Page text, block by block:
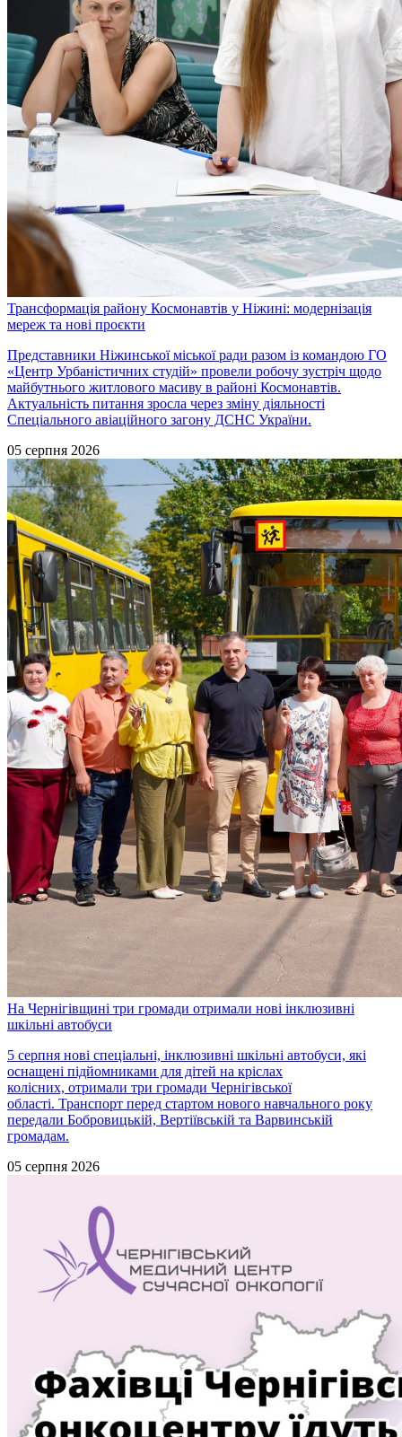
Трансформація району Космонавтів у Ніжині: модернізація
мереж та нові проєкти
Представники Ніжинської міської ради разом із командою ГО
«Центр Урбаністичних студій» провели робочу зустріч щодо
майбутнього житлового масиву в районі Космонавтів.
Актуальність питання зросла через зміну діяльності
Спеціального авіаційного загону ДСНС України.
05 серпня 2026
На Чернігівщині три громади отримали нові інклюзивні
шкільні автобуси
5 серпня нові спеціальні, інклюзивні шкільні автобуси, які
оснащені підйомниками для дітей на кріслах
колісних, отримали три громади Чернігівської
області. Транспорт перед стартом нового навчального року
передали Бобровицькій, Вертіївській та Варвинській
громадам.
05 серпня 2026